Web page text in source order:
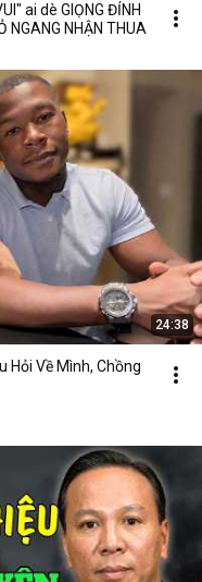
ai dè GIỌNG ĐỈNH
NGANG NHẬN THUA
24:38
Hỏi Về Mình, Chồng